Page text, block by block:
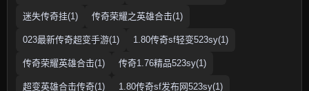
迷失传奇挂(1) 传奇荣耀之英雄合击(1)
023最新传奇超变手游(1) 1.80传奇sf轻变523sy(1)
传奇荣耀英雄合击(1) 传奇1.76精品523sy(1)
超变英雄合击传奇(1) 1.80传奇sf发布网523sy(1)